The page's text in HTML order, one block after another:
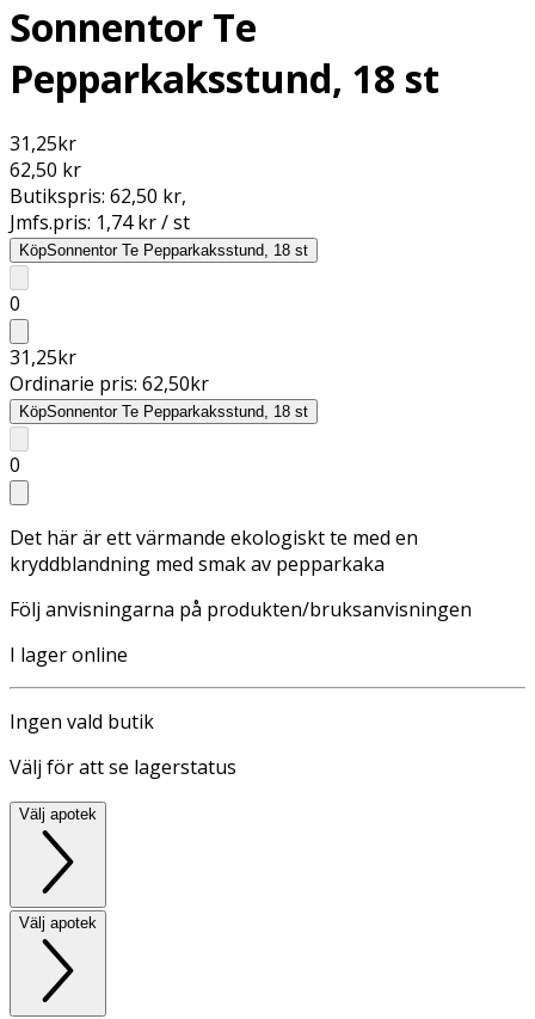
Sonnentor Te
Pepparkaksstund, 18 st
31,25kr
62,50 kr
Butikspris: 62,50 kr,
Jmfs.pris: 1,74 kr / st
KöpSonnentor Te Pepparkaksstund, 18 st
0
31,25kr
Ordinarie pris: 62,50kr
KöpSonnentor Te Pepparkaksstund, 18 st
0
Det här är ett värmande ekologiskt te med en
kryddblandning med smak av pepparkaka
Följ anvisningarna på produkten/bruksanvisningen
I lager online
Ingen vald butik
Välj för att se lagerstatus
Välj apotek
Välj apotek